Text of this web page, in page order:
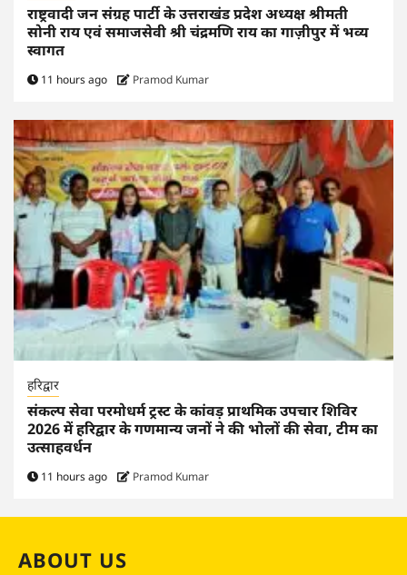
राष्ट्रवादी जन संग्रह पार्टी के उत्तराखंड प्रदेश अध्यक्ष श्रीमती
सोनी राय एवं समाजसेवी श्री चंद्रमणि राय का गाज़ीपुर में भव्य
स्वागत
11 hours ago Pramod Kumar
हरिद्वार
संकल्प सेवा परमोधर्म ट्रस्ट के कांवड़ प्राथमिक उपचार शिविर
2026 में हरिद्वार के गणमान्य जनों ने की भोलों की सेवा, टीम का
उत्साहवर्धन
11 hours ago Pramod Kumar
ABOUT US